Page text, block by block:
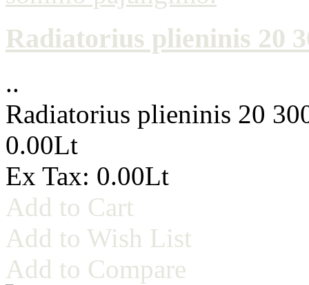
Radiatorius plieninis 20
..
Radiatorius plieninis 20
0.00Lt
Ex Tax: 0.00Lt
Add to Cart
Add to Wish List
Add to Compare